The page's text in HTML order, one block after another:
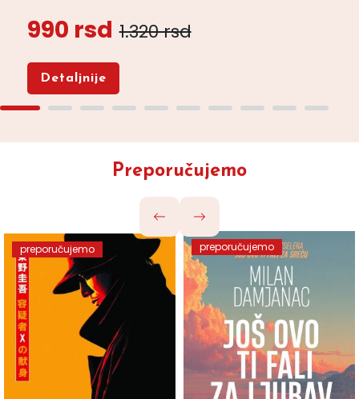
990 rsd 1.320 rsd
Detaljnije
Preporučujemo
preporučujemo preporučujemo